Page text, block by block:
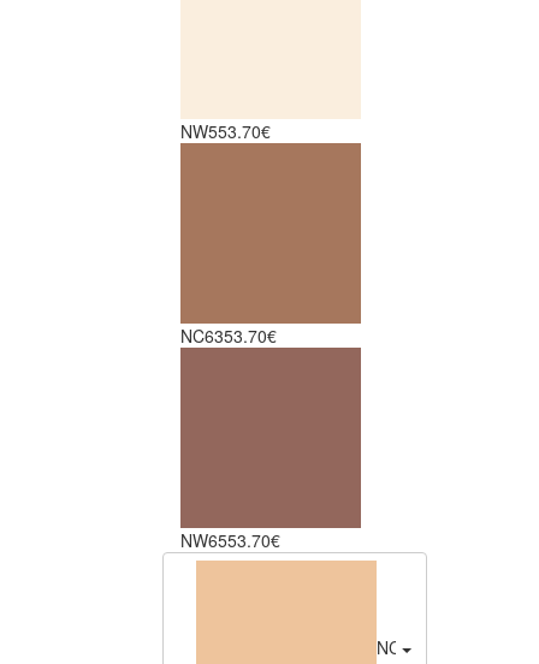
NW553.70€
NC6353.70€
NW6553.70€
NC20